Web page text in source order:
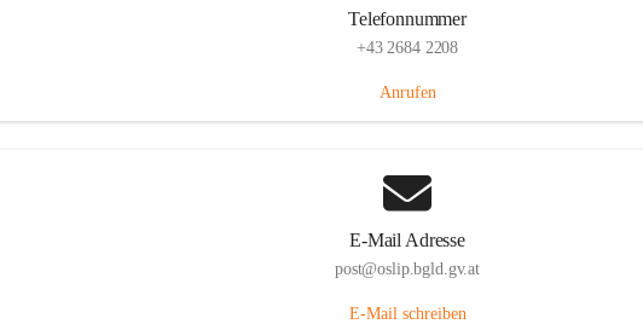
Telefonnummer
+43 2684 2208
Anrufen
E-Mail Adresse
post@oslip.bgld.gv.at
E-Mail schreiben